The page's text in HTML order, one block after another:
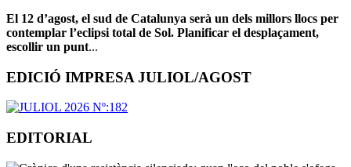
El 12 d’agost, el sud de Catalunya serà un dels millors llocs per
contemplar l’eclipsi total de Sol. Planificar el desplaçament,
escollir un punt...
EDICIÓ IMPRESA JULIOL/AGOST
EDITORIAL